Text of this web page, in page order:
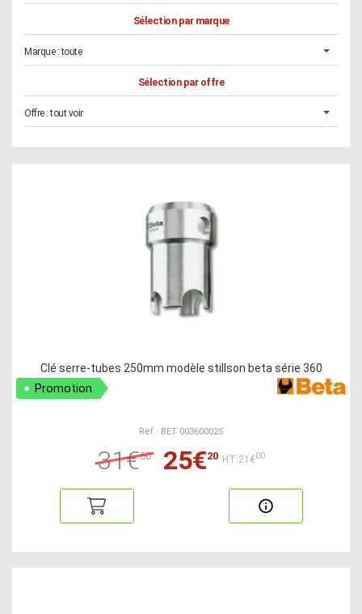
Sélection par marque
Marque :toute
Sélection par offre
Offre :tout voir
Clé serre-tubes 250mm modèle stillson beta série 360
Promotion
Ref : BET 003600025
31€50 25€20 HT:21€00